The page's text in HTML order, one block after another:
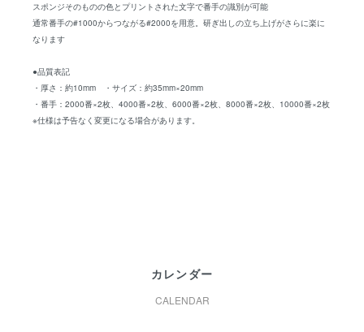
スポンジそのものの色とプリントされた文字で番手の識別が可能
通常番手の#1000からつながる#2000を用意。研ぎ出しの立ち上げがさらに楽に
なります
●品質表記
・厚さ：約10mm ・サイズ：約35mm×20mm
・番手：2000番×2枚、4000番×2枚、6000番×2枚、8000番×2枚、10000番×2枚
※仕様は予告なく変更になる場合があります。
カレンダー
CALENDAR